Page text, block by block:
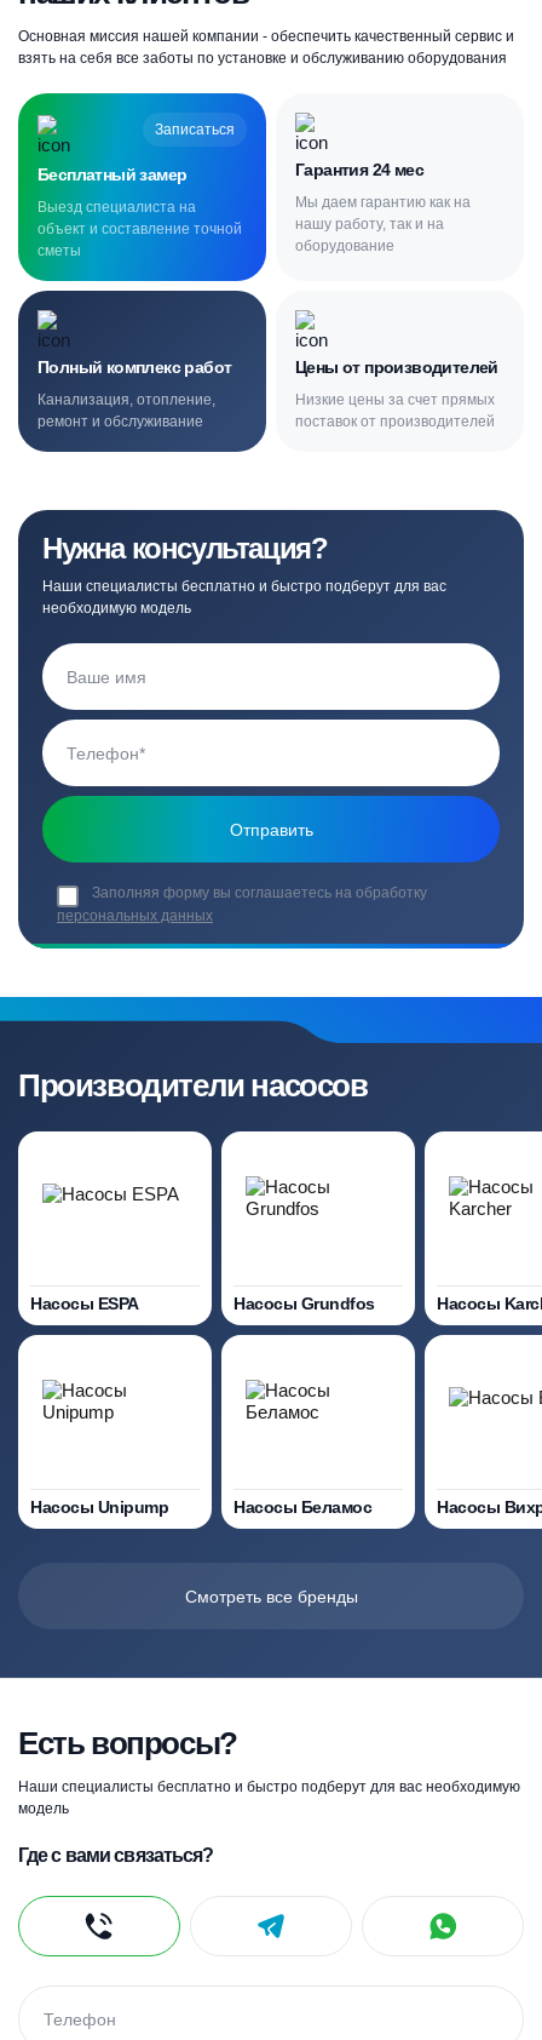
Основная миссия нашей компании - обеспечить качественный сервис и
взять на себя все заботы по установке и обслуживанию оборудования
Записаться
Бесплатный замер
Выезд специалиста на
объект и составление точной
сметы
Гарантия 24 мес
Мы даем гарантию как на
нашу работу, так и на
оборудование
Полный комплекс работ
Канализация, отопление,
ремонт и обслуживание
Цены от производителей
Низкие цены за счет прямых
поставок от производителей
Нужна консультация?
Наши специалисты бесплатно и быстро подберут для вас
необходимую модель
Заполняя форму вы соглашаетесь на обработку
персональных данных
Производители насосов
Насосы ESPA Насосы Grundfos Насосы
Насосы Unipump Насосы Беламос Насосы
Смотреть все бренды
Есть вопросы?
Наши специалисты бесплатно и быстро подберут для вас необходимую
модель
Где с вами связаться?